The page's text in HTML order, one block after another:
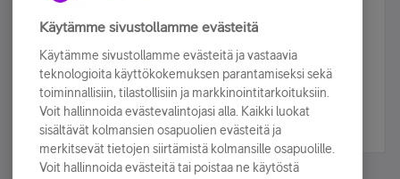
Tilaa Telian uutiskirje ja olet mukana arvonnassa.
sähköpostiisi.
Tilaa nyt
Käytämme sivustollamme evästeitä
Käytämme sivustollamme evästeitä ja vastaavia
teknologioita käyttökokemuksen parantamiseksi sekä
toiminnallisiin, tilastollisiin ja markkinointitarkoituksiin.
Voit hallinnoida evästevalintojasi alla. Kaikki luokat
sisältävät kolmansien osapuolien evästeitä ja
merkitsevät tietojen siirtämistä kolmansille osapuolille.
Voit hallinnoida evästeitä tai poistaa ne käytöstä